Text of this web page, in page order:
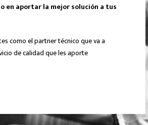
en aportar la mejor solución a tus
como el partner técnico que va a
de calidad que les aporte